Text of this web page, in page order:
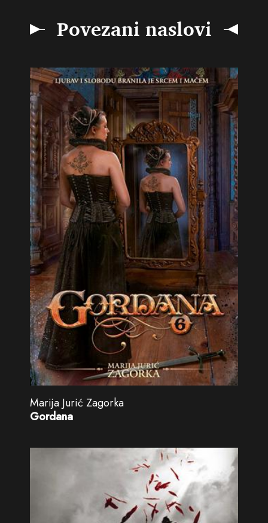
Povezani naslovi
Marija Jurić Zagorka
Gordana